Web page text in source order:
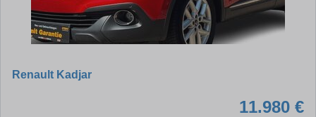
Renault Kadjar
11.980 €